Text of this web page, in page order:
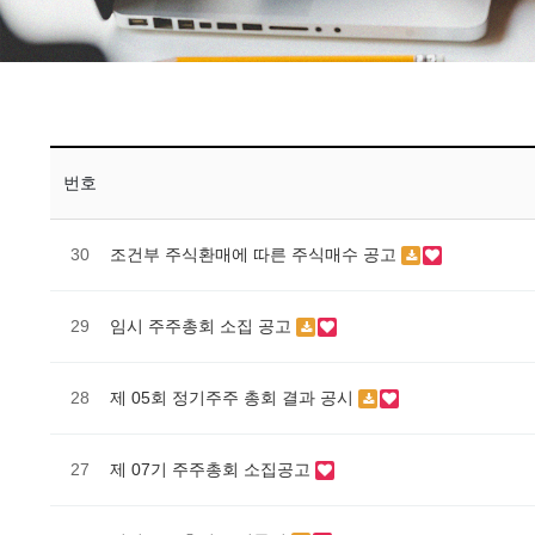
번호
30 조건부 주식환매에 따른 주식매수 공고
29 임시 주주총회 소집 공고
28 제 05회 정기주주 총회 결과 공시
27 제 07기 주주총회 소집공고